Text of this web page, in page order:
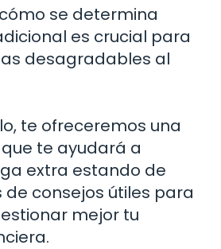
se determina
es crucial para
desagradables al
te ofreceremos una
te ayudará a
extra estando de
consejos útiles para
mejor tu